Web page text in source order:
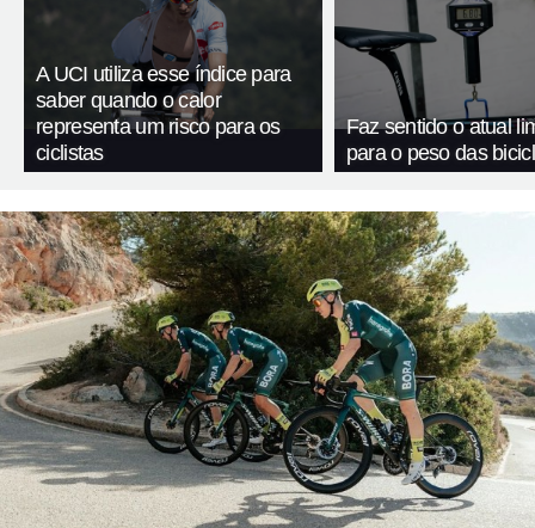
A UCI utiliza esse índice para
saber quando o calor
representa um risco para os
ciclistas
Faz sentido o atual
para o peso das